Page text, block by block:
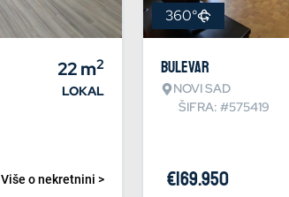
22m2
LOKAL
Više o nekretnini >
360°
Bulevar
NOVI SAD
ŠIFRA: #575419
€169.950